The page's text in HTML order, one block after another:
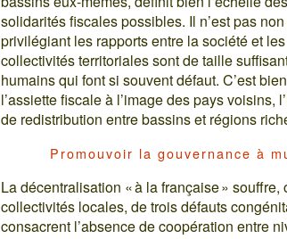
solidarités fiscales possibles. Il n’est pas
privilégiant les rapports entre la société et
collectivités territoriales sont de taille
humains qui font si souvent défaut. C’est
l’assiette fiscale à l’image des pays voisins,
de redistribution entre bassins et régions
Promouvoir la gouvernance à
La décentralisation « à la française »
collectivités locales, de trois défauts
consacrent l’absence de coopération entre